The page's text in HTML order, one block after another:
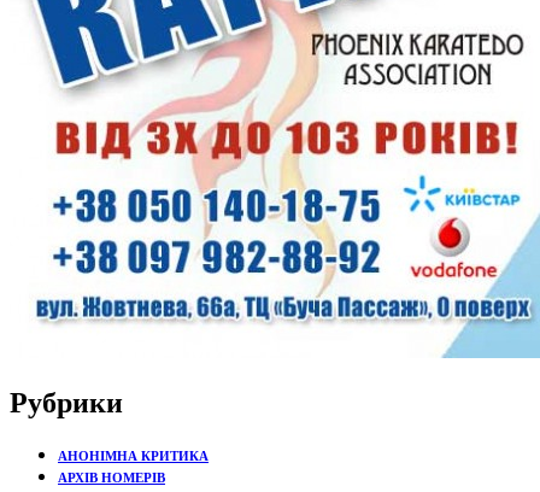
Рубрики
АНОНІМНА КРИТИКА
АРХІВ НОМЕРІВ